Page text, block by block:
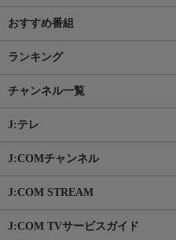
おすすめ番組
ランキング
チャンネル一覧
J:テレ
J:COMチャンネル
J:COM STREAM
J:COM TVサービスガイド